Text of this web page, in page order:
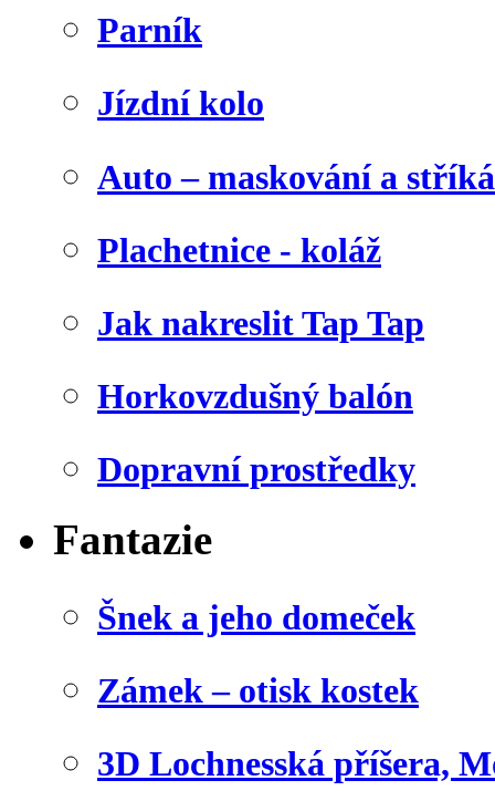
Parník
Jízdní kolo
Auto – maskování a
Plachetnice - koláž
Jak nakreslit Tap Tap
Horkovzdušný balón
Dopravní prostředky
Fantazie
Šnek a jeho domeček
Zámek – otisk kostek
3D Lochnesská příšera,